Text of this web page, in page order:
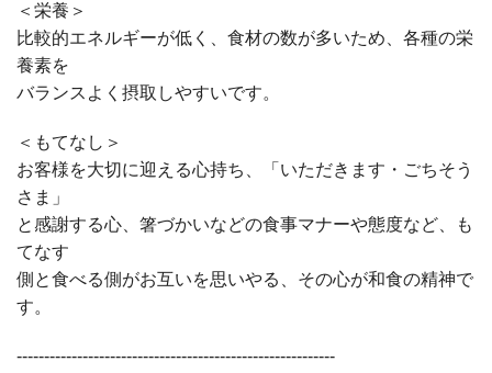
＜栄養＞
比較的エネルギーが低く、食材の数が多いため、各種の栄
養素を
バランスよく摂取しやすいです。
＜もてなし＞
お客様を大切に迎える心持ち、「いただきます・ごちそう
さま」
と感謝する心、箸づかいなどの食事マナーや態度など、も
てなす
側と食べる側がお互いを思いやる、その心が和食の精神で
す。
----------------------------------------------------------